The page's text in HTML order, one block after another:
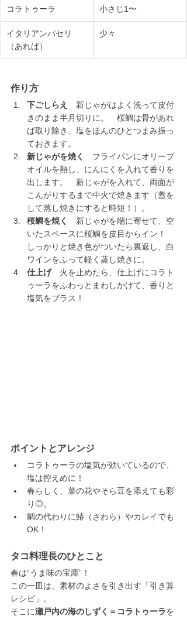
コラトゥーラ 小さじ1〜
イタリアンパセリ
（あれば）
少々
作り方
下ごしらえ
新じゃがはよく洗って皮付
きのまま半月切りに。　桜鯛は骨があれ
ば取り除き、塩をほんのひとつまみ振っ
ておきます。
新じゃがを焼く
フライパンにオリーブ
オイルを熱し、にんにくを入れて香りを
出します。　新じゃがを入れて、両面が
こんがりするまで中火で焼きます（蓋を
して蒸し焼きにすると時短！）。
桜鯛を焼く
新じゃがを端に寄せて、空
いたスペースに桜鯛を皮目からイン！
しっかりと焼き色がついたら裏返し、白
ワインをふって軽く蒸し焼きに。
仕上げ 火を止めたら、仕上げにコラト
ゥーラをふわっとまわしかけて、香りと
塩気をプラス！
ポイントとアレンジ
コラトゥーラの塩気が効いているので、
塩は控えめに！
春らしく、菜の花やそら豆を添えても彩
り◎。
鯛の代わりに鰆（さわら）やカレイでも
OK！
タコ料理長のひとこと
春は“うま味の宝庫”！
この一皿は、素材のよさを引き出す「引き算
レシピ」。
そこに瀬戸内の海のしずく＝コラトゥーラを